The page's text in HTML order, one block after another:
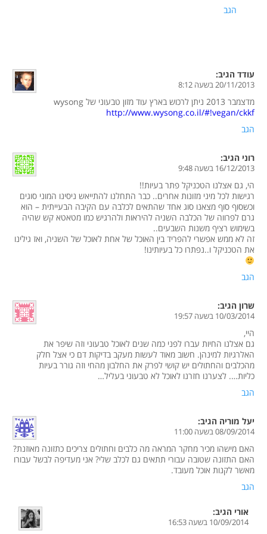
הגב
עודד הגיב:
20/11/2013 בשעה 8:12
מדצמבר 2013 ניתן לרכוש בארץ עוד מזון טבעוני של wysong
http://www.wysong.co.il/#!vegan/ckkf
הגב
רוני הגיב:
16/12/2013 בשעה 9:48
הי, גם אצלנו הטכניקל פתר בעיות!!
רגישות לכל מיני מזונות אחרים.. כבר התחלנו להתייאש ניסינו המוני סוגים
וכשסוף סוף מצאנו סוג אחד שהתאים לכלבה עם הקיבה הבעייתית – הוא
גרם לפרווה של הכלבה השניה להיראות ולהרגיש כמו מטאטא קש שהיה
בשימוש רציף משנות השבעים..
זה לא ממש אפשרי להפריד בין האוכל של אחת לאוכל של השניה, ואז גילינו
את הטכניקל ו..נפתרו כל בעיותינו!
הגב
שרון הגיב:
10/03/2014 בשעה 19:57
היי,
גם אצלנו החיות עברו לפני כמה שנים לאוכל טבעוני וזה שיפר את
האלרגיות למינהן. חשוב מאוד לעשות מעקב בדיקות דם כי אצל חלק
מהכלבים והחתולים יש קושי לפרק את החלבון מהחי וזה גורר בעיות
כליות…. לצערנו חזרנו לאוכל לא טבעוני בעליל…
הגב
יעל מוריה הגיב:
08/09/2014 בשעה 11:00
האם מישהו מכיר מחקר המראה מה כלבים וחתולים צריכים כתזונה מאוזנת?
האם התזונה שטובה עבורי תתאים גם לכלב שלי? אני מעדיפה לבשל עבורו
מאשר לקנות אוכל מעובד.
הגב
אורי הגיב:
10/09/2014 בשעה 16:53